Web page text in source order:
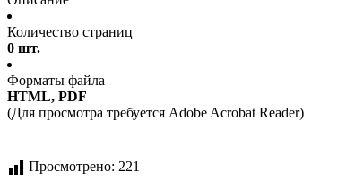
Количество страниц
0 шт.
Форматы файла
HTML, PDF
(Для просмотра требуется Adobe Acrobat Reader)
Просмотрено: 221